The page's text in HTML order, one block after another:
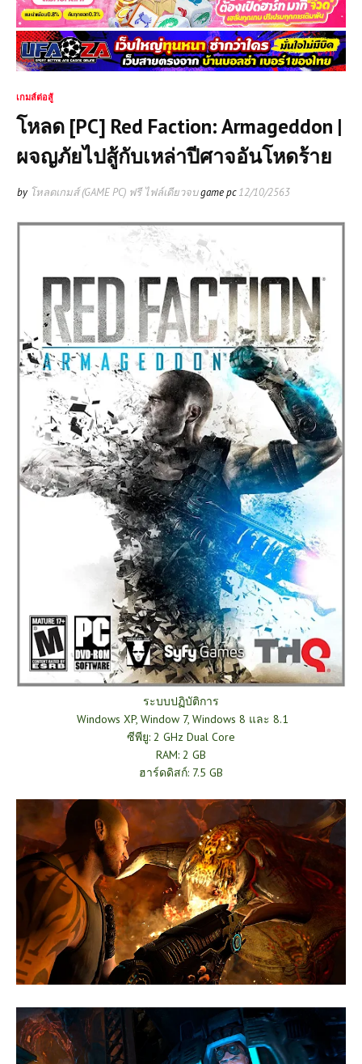
เกมส์ต่อสู้
โหลด [PC] Red Faction: Armageddon |
ผจญภัยไปสู้กับเหล่าปีศาจอันโหดร้าย
by โหลดเกมส์ (GAME PC) ฟรี ไฟล์เดียวจบgame pc12/10/2563
ระบบปฏิบัติการ
Windows XP, Window 7, Windows 8 และ 8.1
ซีพียู: 2 GHz Dual Core
RAM: 2 GB
ฮาร์ดดิสก์: 7.5 GB